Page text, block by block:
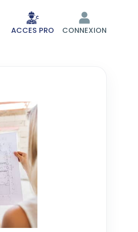
ACCES PRO CONNEXION